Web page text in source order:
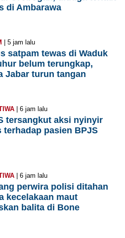
di Ambarawa
| 5 jam lalu
satpam tewas di Waduk
belum terungkap,
Jabar turun tangan
| 6 jam lalu
tersangkut aksi nyinyir
terhadap pasien BPJS
| 6 jam lalu
perwira polisi ditahan
kecelakaan maut
balita di Bone